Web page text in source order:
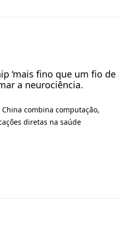
‘mais fino que um fio de
a neurociência.
combina computação,
diretas na saúde